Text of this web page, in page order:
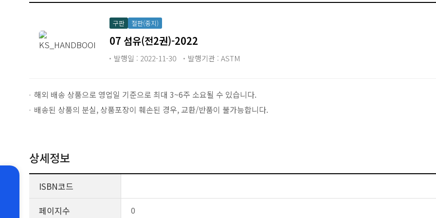
구판 절판(중지)
07 섬유(전2권)-2022
발행일 : 2022-11-30 발행기관 : ASTM
해외 배송 상품으로 영업일 기준으로 최대 3~6주 소요될 수 있습니다.
배송된 상품의 분실, 상품포장이 훼손된 경우, 교환/반품이 불가능합니다.
상세정보
ISBN코드
페이지수
0